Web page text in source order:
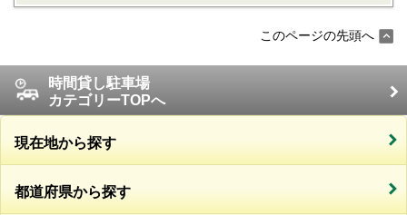
このページの先頭へ
時間貸し駐車場
カテゴリーTOPへ
現在地から探す
都道府県から探す